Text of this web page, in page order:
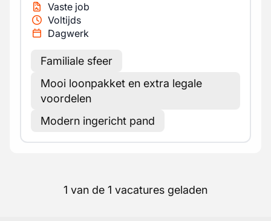
Vaste job
Voltijds
Dagwerk
Familiale sfeer
Mooi loonpakket en extra legale
voordelen
Modern ingericht pand
1 van de 1 vacatures geladen